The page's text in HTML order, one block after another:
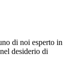
di noi esperto in
desiderio di